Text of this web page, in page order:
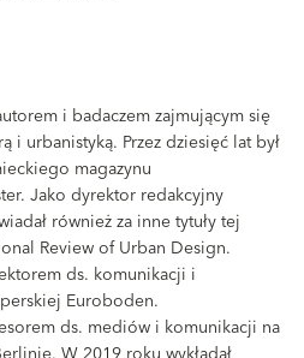
i badaczem zajmującym się
i urbanistyką. Przez dziesięć lat był
magazynu
Jako dyrektor redakcyjny
również za inne tytuły tej
Review of Urban Design.
ds. komunikacji i
Euroboden.
ds. mediów i komunikacji na